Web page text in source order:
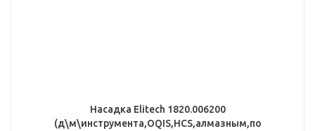
Насадка Elitech 1820.006200
(д\м\инструмента,OQIS,HCS,алмазным,по